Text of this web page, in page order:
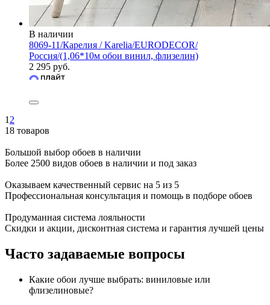
В наличии
8069-11/Карелия / Karelia/EURODECOR/
Россия/(1,06*10м обои винил, флизелин)
2 295 руб.
12
18 товаров
Большой выбор обоев в наличии
Более 2500 видов обоев в наличии и под заказ
Оказываем качественный сервис на 5 из 5
Профессиональная консультация и помощь в подборе обоев
Продуманная система лояльности
Скидки и акции, дисконтная система и гарантия лучшей цены
Часто задаваемые вопросы
Какие обои лучше выбрать: виниловые или
флизелиновые?